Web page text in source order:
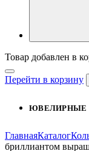
Товар добавлен в
Перейти в корзину
ЮВЕЛИРНЫЕ
ГлавнаяКаталог
бриллиантом